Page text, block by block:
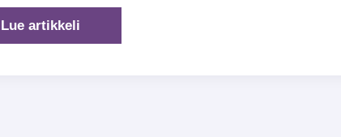
SVOP
ja
Lue artikkeli